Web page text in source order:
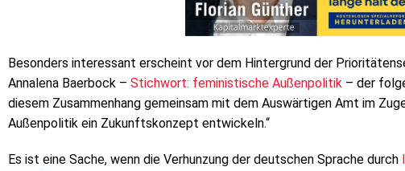
Besonders interessant erscheint vor dem Hintergrund der
Annalena Baerbock – Stichwort: feministische Außenpolitik – der
diesem Zusammenhang gemeinsam mit dem Auswärtigen Amt im
Außenpolitik ein Zukunftskonzept entwickeln.“
Es ist eine Sache, wenn die Verhunzung der deutschen Sprache durch